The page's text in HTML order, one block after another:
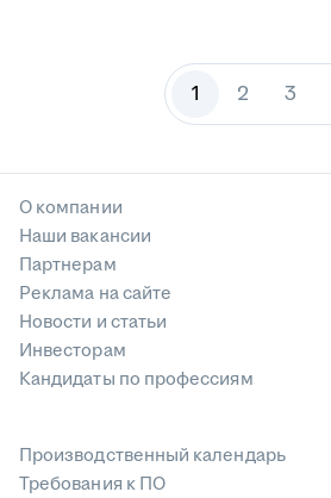
1 2 3
О компании
Наши вакансии
Партнерам
Реклама на сайте
Новости и статьи
Инвесторам
Кандидаты по профессиям
Производственный календарь
Требования к ПО